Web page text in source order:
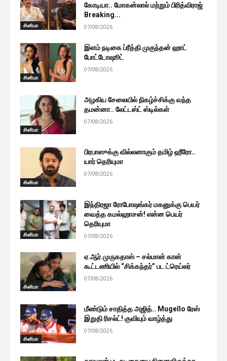
சினிமா
கோடியா.. மோகன்லால் மற்றும் பிரித்விராஜ்
Breaking...
07/08/2026
சினிமா
இளம் நடிகை ப்ரீத்தி முகுந்தன் ஹாட்
போட்டோஷூட்
07/08/2026
சினிமா
அழகிய சேலையில் நிகழ்ச்சிக்கு வந்த
தமன்னா.. லேட்டஸ்ட் ஸ்டில்கள்
07/08/2026
சினிமா
பிரபாஸுக்கு வில்லனாகும் தமிழ் ஹீரோ..
யார் தெரியுமா
07/08/2026
சினிமா
இந்திரஜா ரோபோஷங்கர் மகனுக்கு பெயர்
வைத்த கமல்ஹாசன்! என்ன பெயர்
தெரியுமா
07/08/2026
சினிமா
ஏ.ஆர்.முருகதாஸ் – சல்மான் கான்
கூட்டணியில் “சிக்கந்தர்” பட ட்ரெய்லர்
07/08/2026
சினிமா
மீண்டும் சாதித்த அஜித்.. Mugello ரேஸ்
இறுதி ரிசல்ட்! குவியும் வாழ்த்து
07/08/2026